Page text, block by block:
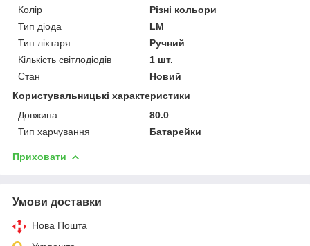
Колір
Різні кольори
Тип діода
LM
Тип ліхтаря
Ручний
Кількість світлодіодів
1 шт.
Стан
Новий
Користувальницькі характеристики
Довжина
80.0
Тип харчування
Батарейки
Приховати
Умови доставки
Нова Пошта